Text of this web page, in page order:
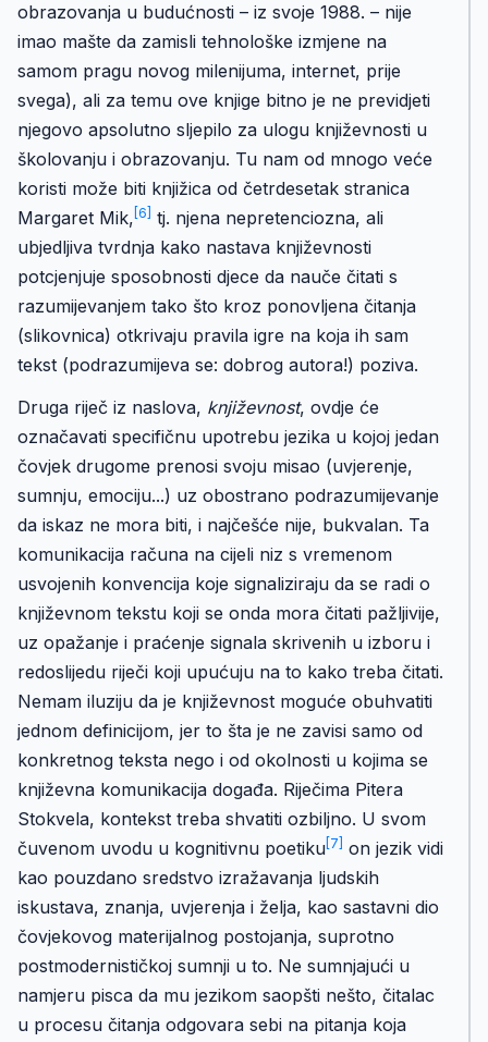
obrazovanja u budućnosti – iz svoje 1988. – nije
imao mašte da zamisli tehnološke izmjene na
samom pragu novog milenijuma, internet, prije
svega), ali za temu ove knjige bitno je ne previdjeti
njegovo apsolutno sljepilo za ulogu književnosti u
školovanju i obrazovanju. Tu nam od mnogo veće
koristi može biti knjižica od četrdesetak stranica
Margaret Mik, [6]
tj. njena nepretenciozna, ali
ubjedljiva tvrdnja kako nastava književnosti
potcjenjuje sposobnosti djece da nauče čitati s
razumijevanjem tako što kroz ponovljena čitanja
(slikovnica) otkrivaju pravila igre na koja ih sam
tekst (podrazumijeva se: dobrog autora!) poziva.
Druga riječ iz naslova, književnost, ovdje će
označavati specifičnu upotrebu jezika u kojoj jedan
čovjek drugome prenosi svoju misao (uvjerenje,
sumnju, emociju...) uz obostrano podrazumijevanje
da iskaz ne mora biti, i najčešće nije, bukvalan. Ta
komunikacija računa na cijeli niz s vremenom
usvojenih konvencija koje signaliziraju da se radi o
književnom tekstu koji se onda mora čitati pažljivije,
uz opažanje i praćenje signala skrivenih u izboru i
redoslijedu riječi koji upućuju na to kako treba čitati.
Nemam iluziju da je književnost moguće obuhvatiti
jednom definicijom, jer to šta je ne zavisi samo od
konkretnog teksta nego i od okolnosti u kojima se
književna komunikacija događa. Riječima Pitera
Stokvela, kontekst treba shvatiti ozbiljno. U svom
čuvenom uvodu u kognitivnu poetiku [7]
on jezik vidi
kao pouzdano sredstvo izražavanja ljudskih
iskustava, znanja, uvjerenja i želja, kao sastavni dio
čovjekovog materijalnog postojanja, suprotno
postmodernističkoj sumnji u to. Ne sumnjajući u
namjeru pisca da mu jezikom saopšti nešto, čitalac
u procesu čitanja odgovara sebi na pitanja koja